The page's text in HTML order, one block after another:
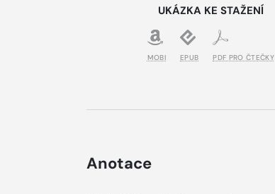
UKÁZKA KE STAŽENÍ
MOBI EPUB PDF PRO ČTEČKY
Anotace